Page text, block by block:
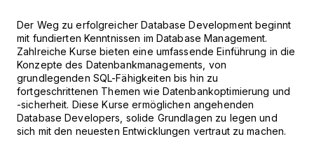
Der Weg zu erfolgreicher Database Development beginnt
mit fundierten Kenntnissen im Database Management.
Zahlreiche Kurse bieten eine umfassende Einführung in die
Konzepte des Datenbankmanagements, von
grundlegenden SQL-Fähigkeiten bis hin zu
fortgeschrittenen Themen wie Datenbankoptimierung und
-sicherheit. Diese Kurse ermöglichen angehenden
Database Developers, solide Grundlagen zu legen und
sich mit den neuesten Entwicklungen vertraut zu machen.